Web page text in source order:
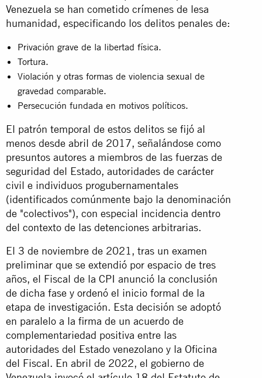
Venezuela se han cometido crímenes de lesa
humanidad, especificando los delitos penales de:
Privación grave de la libertad física.
Tortura.
Violación y otras formas de violencia sexual de
gravedad comparable.
Persecución fundada en motivos políticos.
El patrón temporal de estos delitos se fijó al
menos desde abril de 2017, señalándose como
presuntos autores a miembros de las fuerzas de
seguridad del Estado, autoridades de carácter
civil e individuos progubernamentales
(identificados comúnmente bajo la denominación
de "colectivos"), con especial incidencia dentro
del contexto de las detenciones arbitrarias.
El 3 de noviembre de 2021, tras un examen
preliminar que se extendió por espacio de tres
años, el Fiscal de la CPI anunció la conclusión
de dicha fase y ordenó el inicio formal de la
etapa de investigación. Esta decisión se adoptó
en paralelo a la firma de un acuerdo de
complementariedad positiva entre las
autoridades del Estado venezolano y la Oficina
del Fiscal. En abril de 2022, el gobierno de